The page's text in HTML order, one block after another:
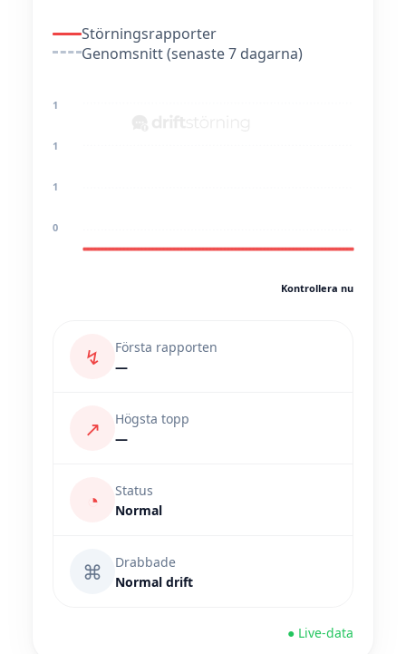
Störningsrapporter
Genomsnitt (senaste 7 dagarna)
1
1
1
0
Kontrollera nu
↯
Första rapporten
—
↗
Högsta topp
—
◔
Status
Normal
⌘
Drabbade
Normal drift
● Live-data